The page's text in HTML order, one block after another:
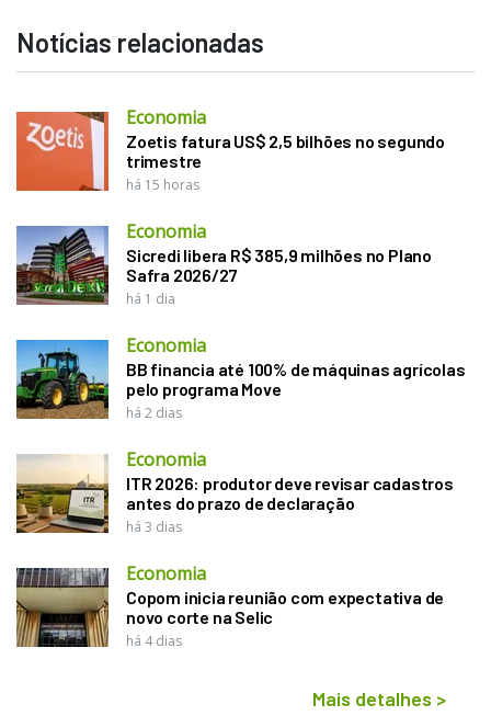
Notícias relacionadas
Economia
Zoetis fatura US$ 2,5 bilhões no segundo
trimestre
há 15 horas
Economia
Sicredi libera R$ 385,9 milhões no Plano
Safra 2026/27
há 1 dia
Economia
BB financia até 100% de máquinas agrícolas
pelo programa Move
há 2 dias
Economia
ITR 2026: produtor deve revisar cadastros
antes do prazo de declaração
há 3 dias
Economia
Copom inicia reunião com expectativa de
novo corte na Selic
há 4 dias
Mais detalhes >